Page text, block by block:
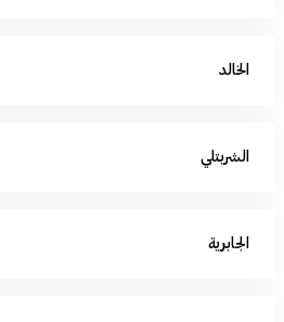
الخالد
الشربتلي
الجابرية